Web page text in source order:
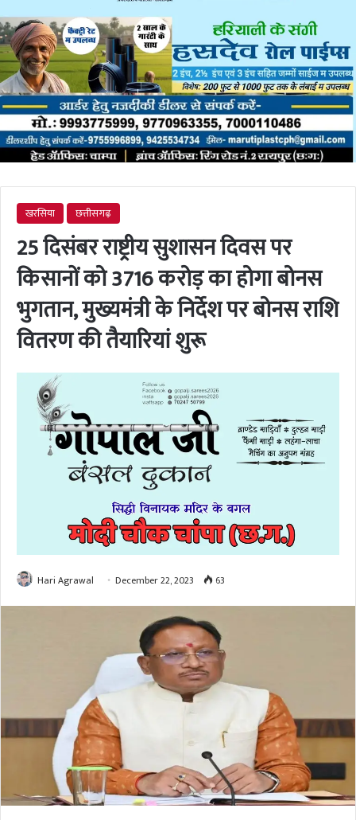
खरसिया छत्तीसगढ़
25 दिसंबर राष्ट्रीय सुशासन दिवस पर
किसानों को 3716 करोड़ का होगा बोनस
भुगतान, मुख्यमंत्री के निर्देश पर बोनस राशि
वितरण की तैयारियां शुरू
Hari Agrawal December 22, 2023 63